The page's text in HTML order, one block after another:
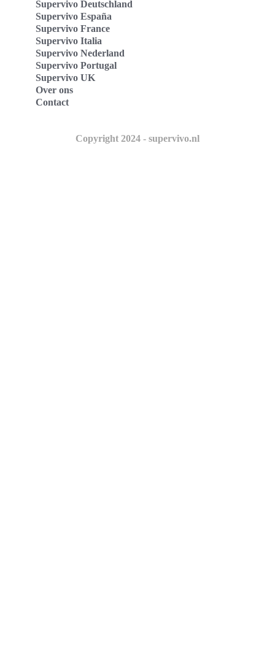
Supervivo Deutschland
Supervivo España
Supervivo France
Supervivo Italia
Supervivo Nederland
Supervivo Portugal
Supervivo UK
Over ons
Contact
Copyright 2024 - supervivo.nl